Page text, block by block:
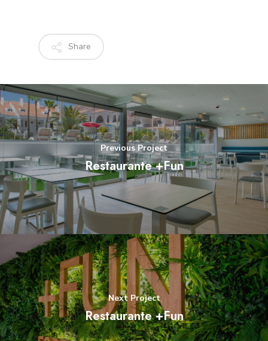
Share
Previous Project
Restaurante +Fun
Next Project
Restaurante +Fun